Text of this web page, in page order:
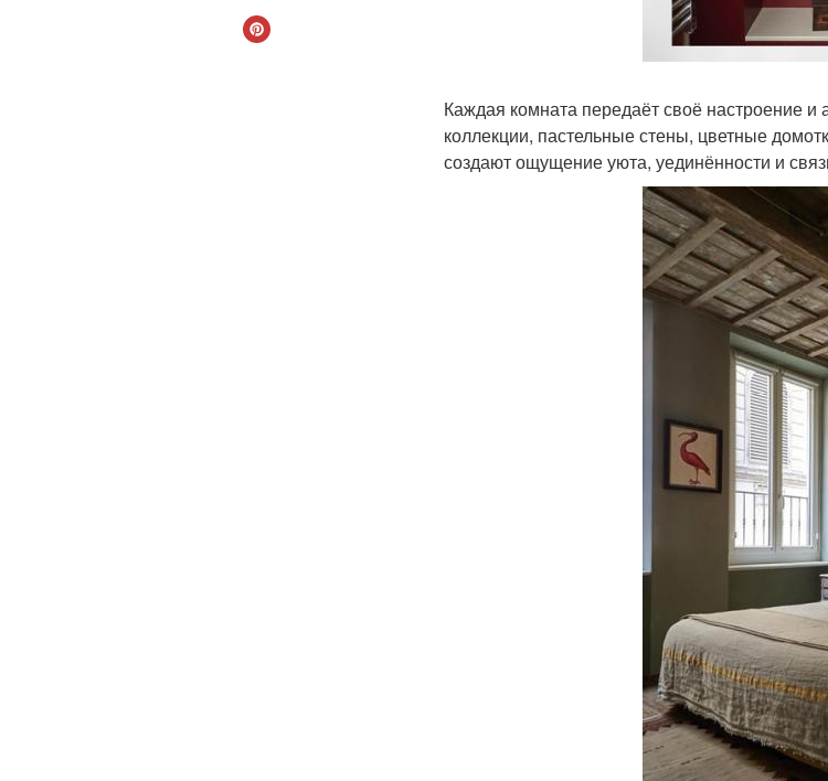
Каждая комната передаёт своё настроение
коллекции, пастельные стены, цветные
создают ощущение уюта, уединённости и